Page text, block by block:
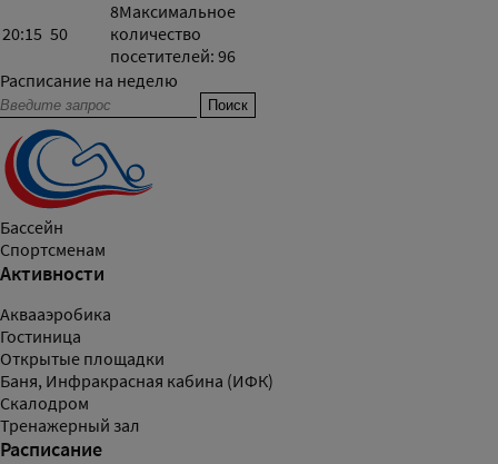
20:15 50
8Максимальное
количество
посетителей: 96
Расписание на неделю
Бассейн
Спортсменам
Активности
Аквааэробика
Гостиница
Открытые площадки
Баня, Инфракрасная кабина (ИФК)
Скалодром
Тренажерный зал
Расписание